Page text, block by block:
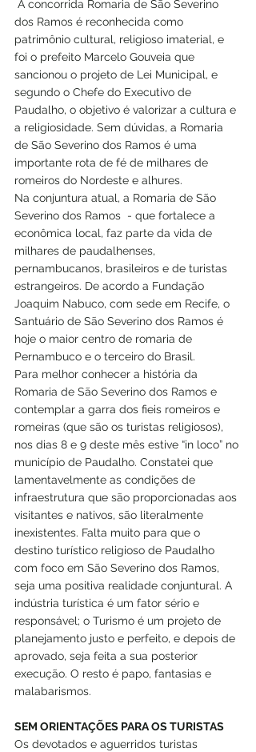
dos Ramos é reconhecida como
patrimônio cultural, religioso imaterial, e
foi o prefeito Marcelo Gouveia que
sancionou o projeto de Lei Municipal, e
segundo o Chefe do Executivo de
Paudalho, o objetivo é valorizar a cultura e
a religiosidade. Sem dúvidas, a Romaria
de São Severino dos Ramos é uma
importante rota de fé de milhares de
romeiros do Nordeste e alhures.
Na conjuntura atual, a Romaria de São
Severino dos Ramos  - que fortalece a
econômica local, faz parte da vida de
milhares de paudalhenses,
pernambucanos, brasileiros e de turistas
estrangeiros. De acordo a Fundação
Joaquim Nabuco, com sede em Recife, o
Santuário de São Severino dos Ramos é
hoje o maior centro de romaria de
Pernambuco e o terceiro do Brasil.
Para melhor conhecer a história da
Romaria de São Severino dos Ramos e
contemplar a garra dos fieis romeiros e
romeiras (que são os turistas religiosos),
nos dias 8 e 9 deste mês estive “in loco” no
município de Paudalho. Constatei que
lamentavelmente as condições de
infraestrutura que são proporcionadas aos
visitantes e nativos, são literalmente
inexistentes. Falta muito para que o
destino turístico religioso de Paudalho
com foco em São Severino dos Ramos,
seja uma positiva realidade conjuntural. A
indústria turística é um fator sério e
responsável; o Turismo é um projeto de
planejamento justo e perfeito, e depois de
aprovado, seja feita a sua posterior
execução. O resto é papo, fantasias e
malabarismos.
SEM ORIENTAÇÕES PARA OS TURISTAS
Os devotados e aguerridos turistas